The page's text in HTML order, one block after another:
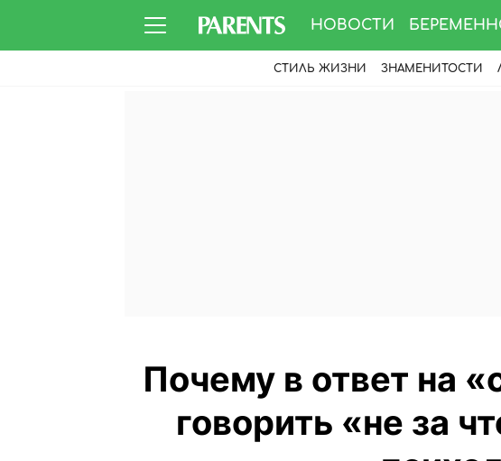
НОВОСТИ
СТИЛЬ ЖИЗНИ ЗНАМЕНИТОСТИ
Почему в ответ на
говорить «не за